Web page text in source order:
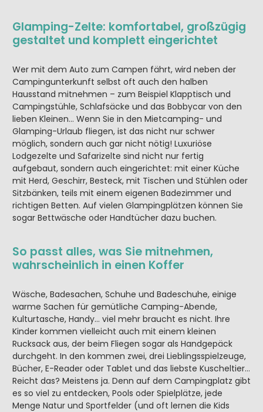
Glamping-Zelte: komfortabel, großzügig
gestaltet und komplett eingerichtet
Wer mit dem Auto zum Campen fährt, wird neben der
Campingunterkunft selbst oft auch den halben
Hausstand mitnehmen – zum Beispiel Klapptisch und
Campingstühle, Schlafsäcke und das Bobbycar von den
lieben Kleinen… Wenn Sie in den Mietcamping- und
Glamping-Urlaub fliegen, ist das nicht nur schwer
möglich, sondern auch gar nicht nötig! Luxuriöse
Lodgezelte und Safarizelte sind nicht nur fertig
aufgebaut, sondern auch eingerichtet: mit einer Küche
mit Herd, Geschirr, Besteck, mit Tischen und Stühlen oder
Sitzbänken, teils mit einem eigenen Badezimmer und
richtigen Betten. Auf vielen Glampingplätzen können Sie
sogar Bettwäsche oder Handtücher dazu buchen.
So passt alles, was Sie mitnehmen,
wahrscheinlich in einen Koffer
Wäsche, Badesachen, Schuhe und Badeschuhe, einige
warme Sachen für gemütliche Camping-Abende,
Kulturtasche, Handy… viel mehr braucht es nicht. Ihre
Kinder kommen vielleicht auch mit einem kleinen
Rucksack aus, der beim Fliegen sogar als Handgepäck
durchgeht. In den kommen zwei, drei Lieblingsspielzeuge,
Bücher, E-Reader oder Tablet und das liebste Kuscheltier…
Reicht das? Meistens ja. Denn auf dem Campingplatz gibt
es so viel zu entdecken, Pools oder Spielplätze, jede
Menge Natur und Sportfelder (und oft lernen die Kids